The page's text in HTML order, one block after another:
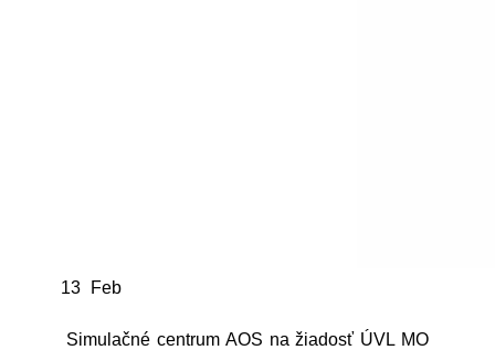
13 Feb
Simulačné centrum AOS na žiadosť ÚVL MO